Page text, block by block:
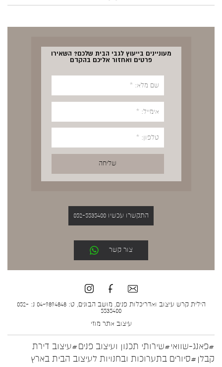
מעוניינים בייעוץ לגבי הבית שלכם? השאירו
פרטים ואחזור אליכם בהקדם
התקשרו עכשיו 052-5535400
צור קשר
הילית קרש עיצוב ואדריכלות פנים, מושב הבונים, ט: 04-9894848 נ: 052-
5535400
עיצוב אתר מוזי
#פאנג-שוואי#שירותי תכנון ועיצוב פנים#עיצוב דירת
קבלן #סיורים בתערוכות ובחנויות לעיצוב הבית בארץ